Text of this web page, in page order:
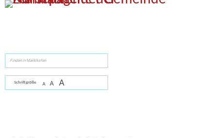
Zum Inhalt,zur Navigationoderzur Startseitespringen.
Schriftgröße A A A